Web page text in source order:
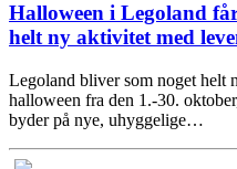
Halloween i Legoland
helt ny aktivitet med
Legoland bliver som noget helt
halloween fra den 1.-30.
byder på nye, uhyggelige…